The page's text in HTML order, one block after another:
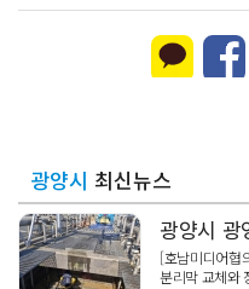
광양시 최신뉴스
[호남미디어협
분리막 교체와